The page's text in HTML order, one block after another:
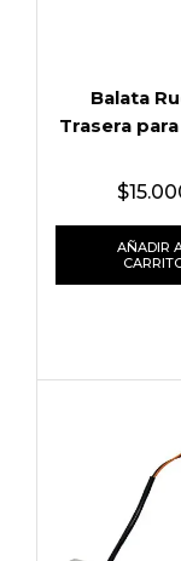
Balata
Trasera
$
AÑADIR